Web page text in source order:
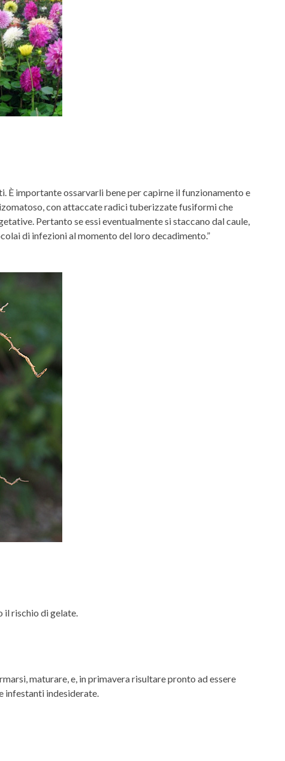
È importante ossarvarli bene per capirne il funzionamento e
con attaccate radici tuberizzate fusiformi che
Pertanto se essi eventualmente si staccano dal caule,
di infezioni al momento del loro decadimento.”
il rischio di gelate.
maturare, e, in primavera risultare pronto ad essere
infestanti indesiderate.